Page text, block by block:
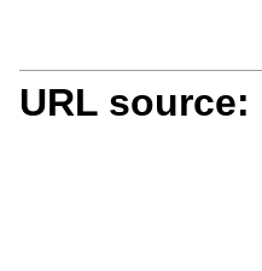
URL source: